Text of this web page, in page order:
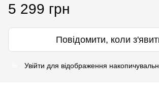
5 299 грн
Повідомити, коли
Увійти для відображення